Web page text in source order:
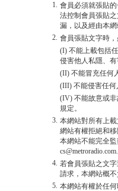
1. 會員必須就張貼
法控制會員張貼
漏，以及經由本
2. 會員張貼文字時，
(I) 不能上載包括
侵害他人私隱、
(II) 不能冒充任何
(III) 不能侵害任何
(IV) 不能故意或
規定。
3. 本網站對所有上
網站有權拒絕和
本網站不能完全
4. 若會員張貼之文
請求，本網站概不
5. 本網站有權於任